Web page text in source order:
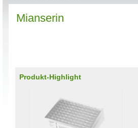
Mianserin
Produkt-Highlight